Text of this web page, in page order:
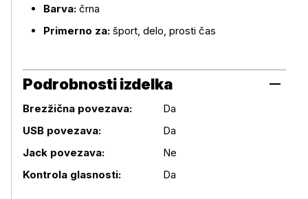
Barva: črna
Primerno za: šport, delo, prosti čas
Podrobnosti izdelka
Podrobnosti izdelka
Brezžična povezava:
Da
USB povezava:
Da
Jack povezava:
Ne
Kontrola glasnosti:
Da